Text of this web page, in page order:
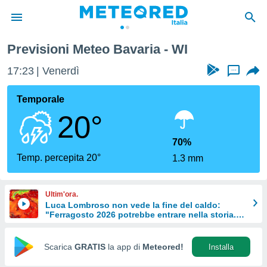
di
per
le
di
Web
Previsioni Meteo Bavaria - WI
17:23 Venerdì ...
Temporale
20°
Temp. percepita 20°
70%
1.3 mm
Ultim'ora.
Luca Lombroso non vede la fine del caldo:
"Ferragosto 2026 potrebbe entrare nella storia.
Scarica GRATIS la app di Meteored! Installa